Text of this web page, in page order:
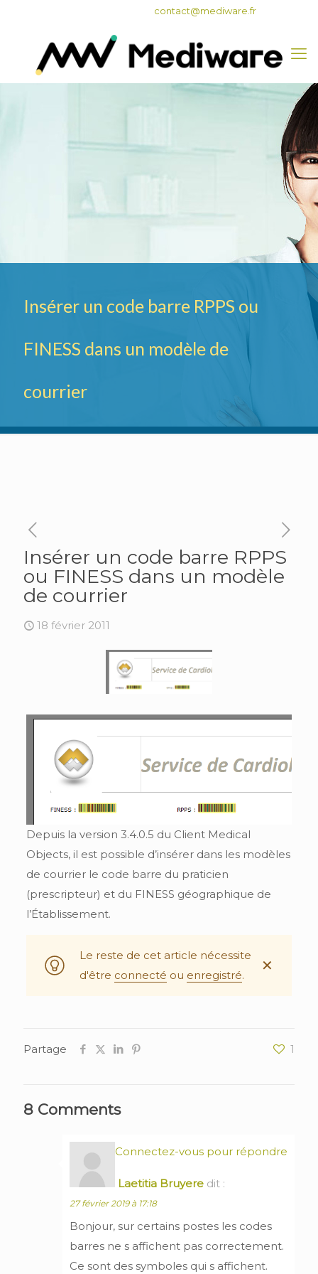
contact@mediware.fr
Insérer un code barre RPPS ou
FINESS dans un modèle de
courrier
Insérer un code barre RPPS
ou FINESS dans un modèle
de courrier
18 février 2011
Depuis la version 3.4.0.5 du Client Medical
Objects, il est possible d’insérer dans les modèles
de courrier le code barre du praticien
(prescripteur) et du FINESS géographique de
l’Établissement.
Le reste de cet article nécessite
d'être connecté ou enregistré.
✕
Partage 1
8 Comments
Laetitia Bruyere dit :
27 février 2019 à 17:18
Bonjour, sur certains postes les codes
barres ne s affichent pas correctement.
Ce sont des symboles qui s affichent.
Connectez-vous pour répondre